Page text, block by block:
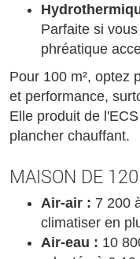
Parfaite si
phréatique
Pour 100 m², optez
et performance,
Elle produit de
plancher chauffant.
MAISON DE
Air-air : 7 200
climatiser en
Air-eau : 10